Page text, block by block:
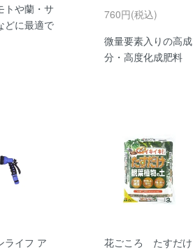
トや蘭・サ
どに最適で
760円(税込)
微量要素入りの高成
分・高度化成肥料
ライフ ア
花ごころ たすだけ